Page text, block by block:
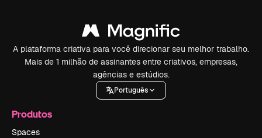
A plataforma criativa para você direcionar seu melhor trabalho.
Mais de 1 milhão de assinantes entre criativos, empresas,
agências e estúdios.
Português
Produtos
Spaces